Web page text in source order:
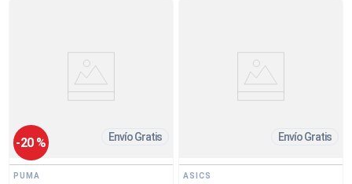
-20 % Envío Gratis
PUMA
Envío Gratis
ASICS